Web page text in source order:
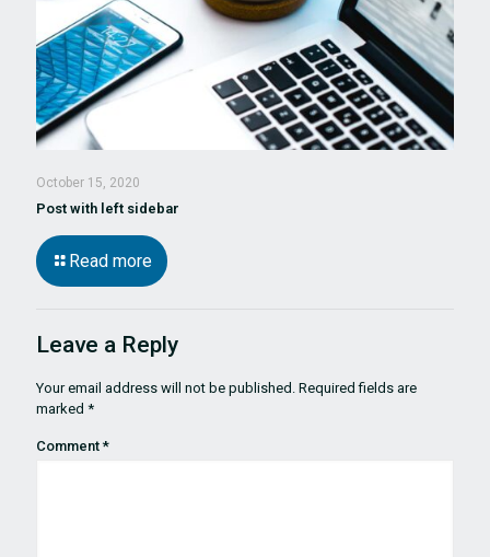
October 15, 2020
Post with left sidebar
Read more
Leave a Reply
Your email address will not be published. Required fields are
marked *
Comment *